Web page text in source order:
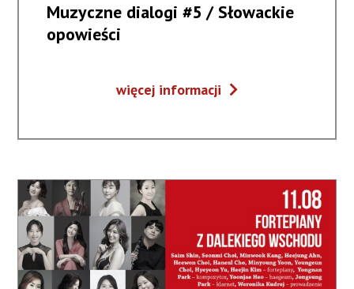
Muzyczne dialogi #5 / Słowackie
opowieści
więcej informacji
Muzyczne
/
opowieści